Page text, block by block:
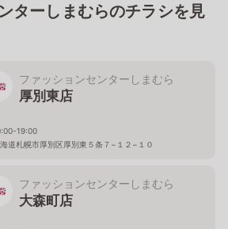
ターしまむらのチラシを見
ファッションセンターしまむら
厚別東店
19:00
道札幌市厚別区厚別東５条７−１２−１０
ファッションセンターしまむら
大森町店